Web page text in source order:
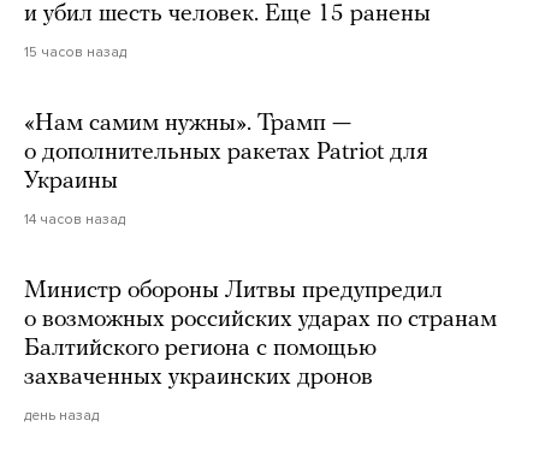
и убил шесть человек. Еще 15 ранены
15 часов назад
«Нам самим нужны». Трамп —
о дополнительных ракетах Patriot для
Украины
14 часов назад
Министр обороны Литвы предупредил
о возможных российских ударах по странам
Балтийского региона с помощью
захваченных украинских дронов
день назад